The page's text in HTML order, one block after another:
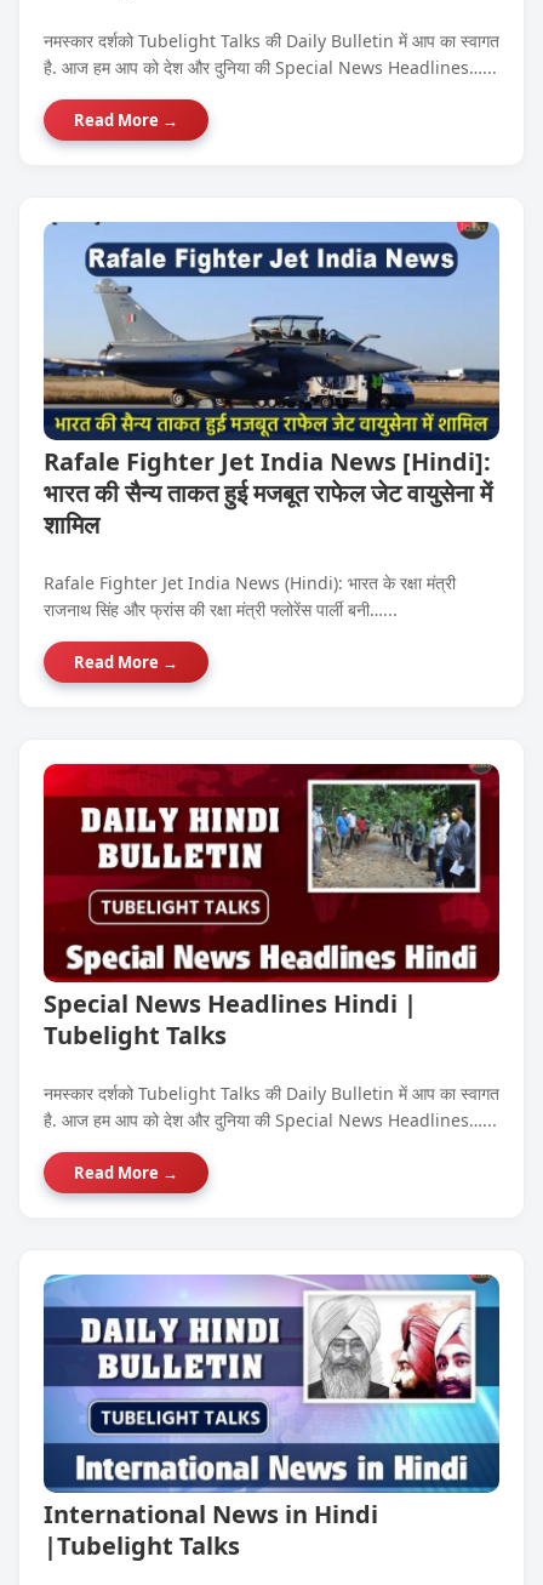
नमस्कार दर्शको Tubelight Talks की Daily Bulletin में आप का स्वागत
है. आज हम आप को देश और दुनिया की Special News Headlines…...
Read More →
Rafale Fighter Jet India News [Hindi]:
भारत की सैन्य ताकत हुई मजबूत राफेल जेट वायुसेना में
शामिल
Rafale Fighter Jet India News (Hindi): भारत के रक्षा मंत्री
राजनाथ सिंह और फ्रांस की रक्षा मंत्री फ्लोरेंस पार्ली बनी…...
Read More →
Special News Headlines Hindi |
Tubelight Talks
नमस्कार दर्शको Tubelight Talks की Daily Bulletin में आप का स्वागत
है. आज हम आप को देश और दुनिया की Special News Headlines…...
Read More →
International News in Hindi
|Tubelight Talks